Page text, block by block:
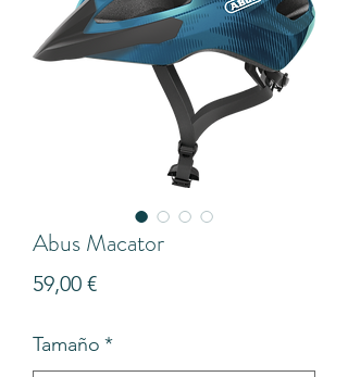
Abus Macator
59,00 €Precio
Tamaño *